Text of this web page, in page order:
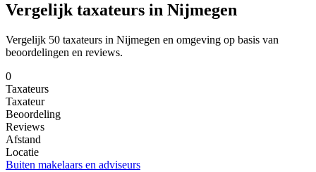
Vergelijk taxateurs in Nijmegen
Vergelijk 50 taxateurs in Nijmegen en omgeving op basis van
beoordelingen en reviews.
0
Taxateurs
Taxateur
Beoordeling
Reviews
Afstand
Locatie
Buiten makelaars en adviseurs